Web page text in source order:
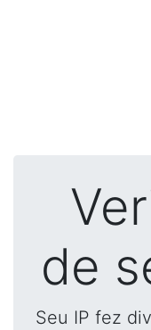
de
Seu IP fez